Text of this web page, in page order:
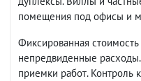
помещения под офисы и
Фиксированная
непредвиденные
приемки работ. Контроль